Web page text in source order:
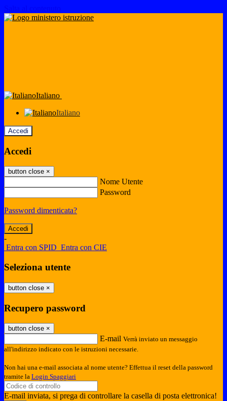
Italiano
Italiano
Accedi
Accedi
button close ×
Nome Utente
Password
Password dimenticata?
-
Entra con SPID Entra con CIE
Seleziona utente
button close ×
Recupero password
button close ×
E-mail Verrà inviato un messaggio
all'indirizzo indicato con le istruzioni necessarie.
Non hai una e-mail associata al nome utente? Effettua il reset della password
tramite la Login Spaggiari
E-mail inviata, si prega di controllare la casella di posta elettronica!